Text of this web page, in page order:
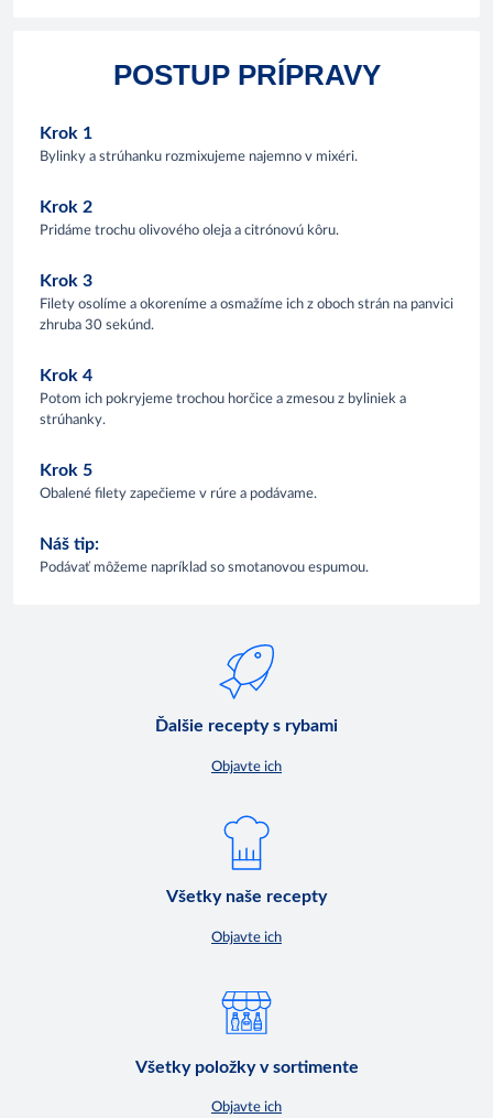
POSTUP PRÍPRAVY
Krok 1
Bylinky a strúhanku rozmixujeme najemno v mixéri.
Krok 2
Pridáme trochu olivového oleja a citrónovú kôru.
Krok 3
Filety osolíme a okoreníme a osmažíme ich z oboch strán na panvici
zhruba 30 sekúnd.
Krok 4
Potom ich pokryjeme trochou horčice a zmesou z byliniek a
strúhanky.
Krok 5
Obalené filety zapečieme v rúre a podávame.
Náš tip:
Podávať môžeme napríklad so smotanovou espumou.
Ďalšie recepty s rybami
Objavte ich
Všetky naše recepty
Objavte ich
Všetky položky v sortimente
Objavte ich